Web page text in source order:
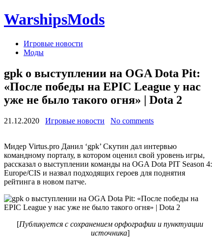
WarshipsMods
Игровые новости
Моды
gpk о выступлении на OGA Dota Pit:
«После победы на EPIC League у нас
уже не было такого огня» | Dota 2
21.12.2020 Игровые новости No comments
Мидер Virtus.pro Данил ‘gpk’ Скутин дал интервью
командному порталу, в котором оценил свой уровень игры,
рассказал о выступлении команды на OGA Dota PIT Season 4:
Europe/CIS и назвал подходящих героев для поднятия
рейтинга в новом патче.
[Публикуется с сохранением орфографии и пунктуации
источника]